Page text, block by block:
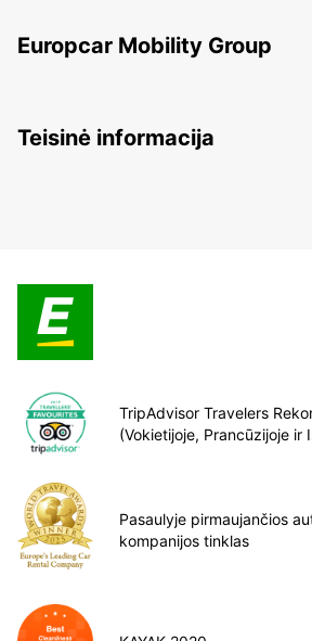
Europcar Mobility Group
Teisinė informacija
TripAdvisor Travelers
(Vokietijoje, Prancūzijoje ir
Pasaulyje pirmaujančios
kompanijos tinklas